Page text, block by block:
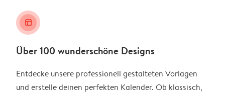
layout_alt
Über 100 wunderschöne Designs
Entdecke unsere professionell gestalteten Vorlagen
und erstelle deinen perfekten Kalender. Ob klassisch,